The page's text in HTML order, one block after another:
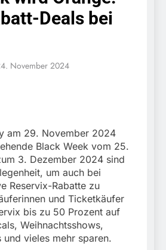
festgenommen als die
Reise nach Ungarn
beendet / Bundespolizei
Auslieferungshaftbefehl
fest
Bundespolizeidirektion
Tierheim übernimmt
HZA-R: Zoll deckt auf:
Schrotthändler
Schwarzarbeit führen zu
rechtskräftiger
Verurteilung wegen
Betrugs
kriminellen Vereinigung
geht ins Netz –
Bundespolizei vollstreckt
europäischen
Auslieferungshaftbefehl
Bundespolizeidirektion
München: Update zu den
Einsatzmaßnahmen der
Bundespolizei in
Saarbrücken
5. August 2026
Bundespolizeidirektion
München:
Beinahekollision an
Bahnübergang in Aubing
/ Bundespolizei ermittelt
wegen gefährlichen
5. August 2026
Bundespolizeidirektion
München: Couragierte
Zeugen halten
5. August 2026
Deals bei
November 2024
am 29. November 2024
Black Week vom 25.
3. Dezember 2024 sind
um auch bei
Reservix-Rabatte zu
und Ticketkäufer
bis zu 50 Prozent auf
Weihnachtsshows,
und vieles mehr sparen.